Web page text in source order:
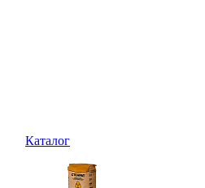
Каталог